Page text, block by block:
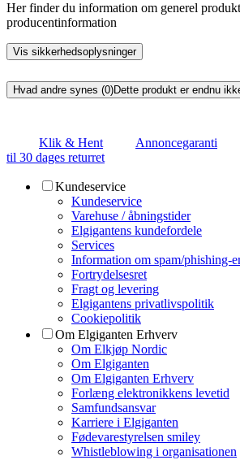
Her finder du information om generel
producentinformation
Vis sikkerhedsoplysninger
Hvad andre synes (0)Dette produkt er endnu
Klik & Hent Annoncegaranti
til 30 dages returret
Kundeservice
Kundeservice
Varehuse / åbningstider
Elgigantens kundefordele
Services
Information om spam/phishing-
Fortrydelsesret
Fragt og levering
Elgigantens privatlivspolitik
Cookiepolitik
Om Elgiganten Erhverv
Om Elkjøp Nordic
Om Elgiganten
Om Elgiganten Erhverv
Forlæng elektronikkens levetid
Samfundsansvar
Karriere i Elgiganten
Fødevarestyrelsen smiley
Whistleblowing i organisationen